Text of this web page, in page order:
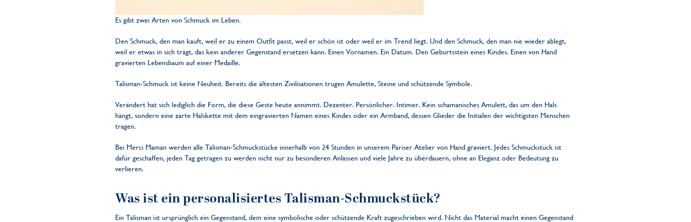
Es gibt zwei Arten von Schmuck im Leben.
Den Schmuck, den man kauft, weil er zu einem Outfit passt, weil er schön ist oder weil er im Trend liegt. Und den Schmuck, den man nie wieder ablegt,
weil er etwas in sich trägt, das kein anderer Gegenstand ersetzen kann. Einen Vornamen. Ein Datum. Den Geburtsstein eines Kindes. Einen von Hand
gravierten Lebensbaum auf einer Medaille.
Talisman-Schmuck ist keine Neuheit. Bereits die ältesten Zivilisationen trugen Amulette, Steine und schützende Symbole.
Verändert hat sich lediglich die Form, die diese Geste heute annimmt. Dezenter. Persönlicher. Intimer. Kein schamanisches Amulett, das um den Hals
hängt, sondern eine zarte Halskette mit dem eingravierten Namen eines Kindes oder ein Armband, dessen Glieder die Initialen der wichtigsten Menschen
tragen.
Bei Merci Maman werden alle Talisman-Schmuckstücke innerhalb von 24 Stunden in unserem Pariser Atelier von Hand graviert. Jedes Schmuckstück ist
dafür geschaffen, jeden Tag getragen zu werden nicht nur zu besonderen Anlässen und viele Jahre zu überdauern, ohne an Eleganz oder Bedeutung zu
verlieren.
Was ist ein personalisiertes Talisman-Schmuckstück?
Ein Talisman ist ursprünglich ein Gegenstand, dem eine symbolische oder schützende Kraft zugeschrieben wird. Nicht das Material macht einen Gegenstand